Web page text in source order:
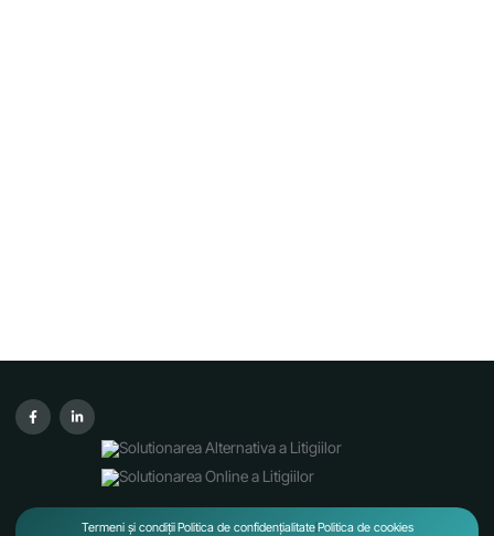
Termeni și condițiiPolitica de confidențialitatePolitica de cookies